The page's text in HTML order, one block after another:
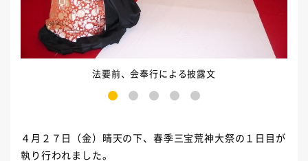
法要前、会奉行による披露文
3 4 5
４月２７日（金）晴天の下、春季三宝荒神大祭の１日目が
執り行われました。